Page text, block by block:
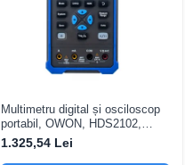
Multimetru digital și osciloscop
portabil, OWON, HDS2102,
200mV-1kV, 200mA-
1.325,54 Lei